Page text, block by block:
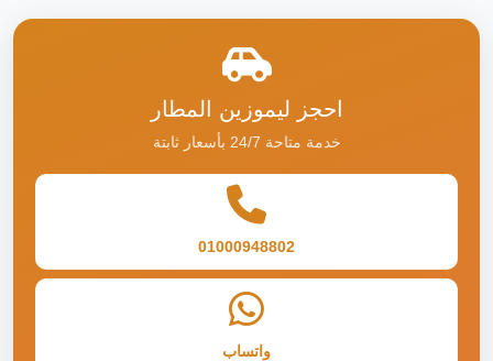
احجز ليموزين المطار
خدمة متاحة 24/7 بأسعار ثابتة
01000948802
واتساب